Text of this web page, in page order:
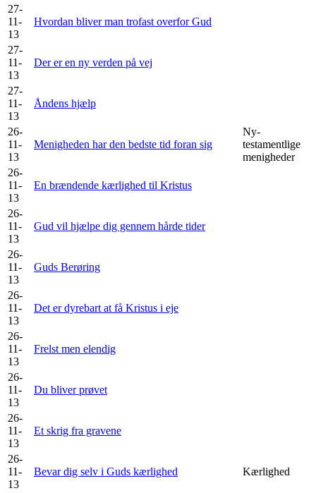
27-
11-
13
Hvordan bliver man trofast overfor Gud
27-
11-
13
Der er en ny verden på vej
27-
11-
13
Åndens hjælp
26-
11-
13
Menigheden har den bedste tid foran sig
Ny-
testamentlige
menigheder
26-
11-
13
En brændende kærlighed til Kristus
26-
11-
13
Gud vil hjælpe dig gennem hårde tider
26-
11-
13
Guds Berøring
26-
11-
13
Det er dyrebart at få Kristus i eje
26-
11-
13
Frelst men elendig
26-
11-
13
Du bliver prøvet
26-
11-
13
Et skrig fra gravene
26-
11-
13
Bevar dig selv i Guds kærlighed Kærlighed